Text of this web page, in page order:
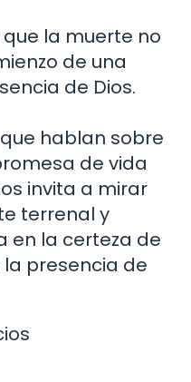
que la muerte no
de una
de Dios.
hablan sobre
de vida
invita a mirar
terrenal y
en la certeza de
presencia de